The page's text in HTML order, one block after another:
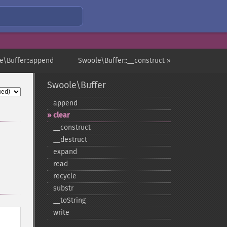
Swoole\Buffer::__construct »
Swoole\Buffer
append
clear
_​_​construct
_​_​destruct
expand
read
recycle
substr
_​_​toString
write